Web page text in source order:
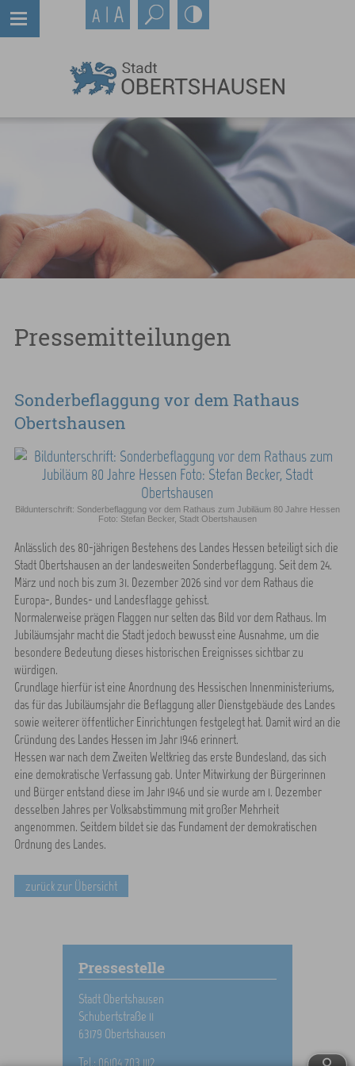
Pressemitteilungen
Sonderbeflaggung vor dem Rathaus
Obertshausen
Bildunterschrift: Sonderbeflaggung vor dem Rathaus zum Jubiläum 80 Jahre Hessen
Foto: Stefan Becker, Stadt Obertshausen
Anlässlich des 80-jährigen Bestehens des Landes Hessen beteiligt sich die
Stadt Obertshausen an der landesweiten Sonderbeflaggung. Seit dem 24.
März und noch bis zum 31. Dezember 2026 sind vor dem Rathaus die
Europa-, Bundes- und Landesflagge gehisst.
Normalerweise prägen Flaggen nur selten das Bild vor dem Rathaus. Im
Jubiläumsjahr macht die Stadt jedoch bewusst eine Ausnahme, um die
besondere Bedeutung dieses historischen Ereignisses sichtbar zu
würdigen.
Grundlage hierfür ist eine Anordnung des Hessischen Innenministeriums,
das für das Jubiläumsjahr die Beflaggung aller Dienstgebäude des Landes
sowie weiterer öffentlicher Einrichtungen festgelegt hat. Damit wird an die
Gründung des Landes Hessen im Jahr 1946 erinnert.
Hessen war nach dem Zweiten Weltkrieg das erste Bundesland, das sich
eine demokratische Verfassung gab. Unter Mitwirkung der Bürgerinnen
und Bürger entstand diese im Jahr 1946 und sie wurde am 1. Dezember
desselben Jahres per Volksabstimmung mit großer Mehrheit
angenommen. Seitdem bildet sie das Fundament der demokratischen
Ordnung des Landes.
zurück zur Übersicht
Pressestelle
Stadt Obertshausen
Schubertstraße 11
63179 Obertshausen
Tel.: 06104 703 1112